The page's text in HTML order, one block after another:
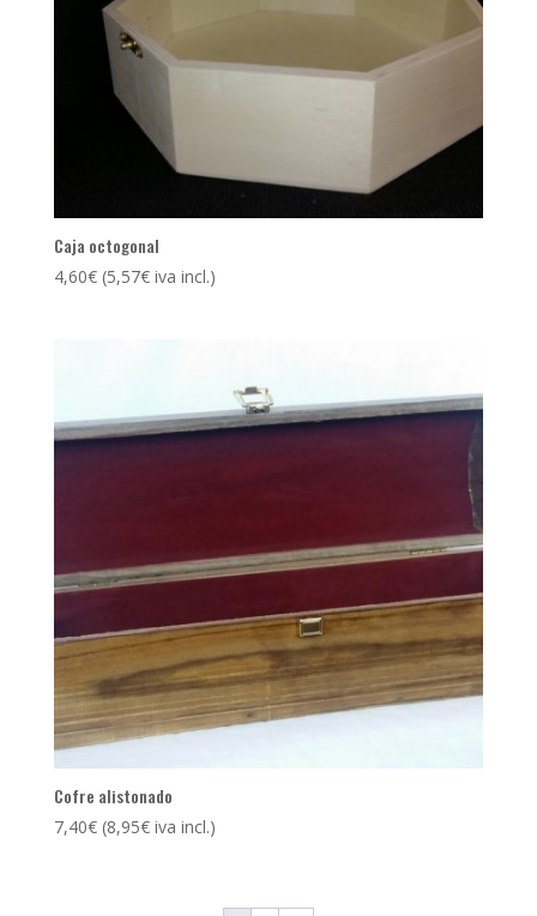
Caja octogonal
4,60€ (5,57€iva incl.)
Cofre alistonado
7,40€ (8,95€iva incl.)